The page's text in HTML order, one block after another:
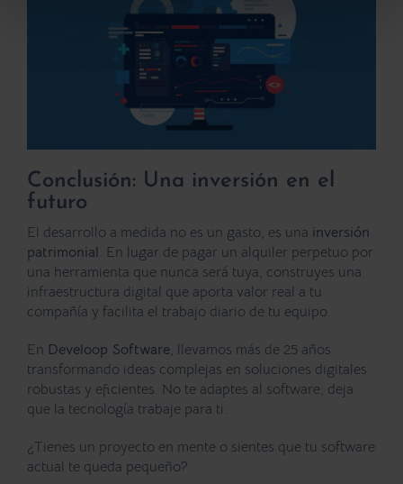
Conclusión: Una inversión en el
futuro
El desarrollo a medida no es un gasto, es una inversión
patrimonial . En lugar de pagar un alquiler perpetuo por
una herramienta que nunca será tuya, construyes una
infraestructura digital que aporta valor real a tu
compañía y facilita el trabajo diario de tu equipo.
En Develoop Software , llevamos más de 25 años
transformando ideas complejas en soluciones digitales
robustas y eficientes. No te adaptes al software; deja
que la tecnología trabaje para ti.
¿Tienes un proyecto en mente o sientes que tu software
actual te queda pequeño?